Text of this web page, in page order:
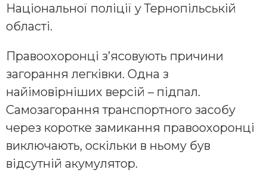
Національної поліції у Тернопільській
області.
Правоохоронці з’ясовують причини
загорання легківки. Одна з
найімовірніших версій – підпал.
Самозагорання транспортного засобу
через коротке замикання правоохоронці
виключають, оскільки в ньому був
відсутній акумулятор.